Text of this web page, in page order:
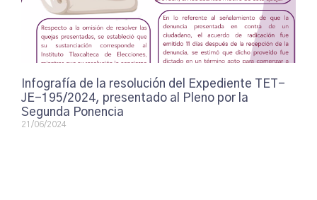
Infografía de la resolución del Expediente TET-
JE-195/2024, presentado al Pleno por la
Segunda Ponencia
21/06/2024